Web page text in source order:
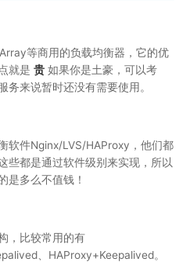
等商用的负载均衡器，它的优
就是 贵 如果你是土豪，可以考
务来说暂时还没有需要使用。
软件Nginx/LVS/HAProxy，他们都
些都是通过软件级别来实现，所以
是多么不值钱！
，比较常用的有
、HAProxy+Keepalived。